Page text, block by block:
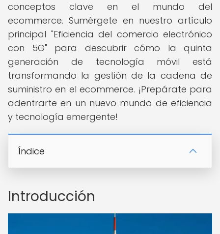
conceptos clave en el mundo del
ecommerce. Sumérgete en nuestro artículo
principal "Eficiencia del comercio electrónico
con 5G" para descubrir cómo la quinta
generación de tecnología móvil está
transformando la gestión de la cadena de
suministro en el ecommerce. ¡Prepárate para
adentrarte en un nuevo mundo de eficiencia
y tecnología emergente!
Índice
Introducción